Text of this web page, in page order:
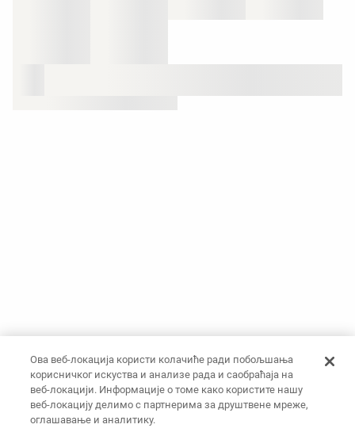
Ова веб-локација користи колачиће ради побољшања
корисничког искуства и анализе рада и саобраћаја на
веб-локацији. Информације о томе како користите нашу
веб-локацију делимо с партнерима за друштвене мреже,
оглашавање и аналитику.